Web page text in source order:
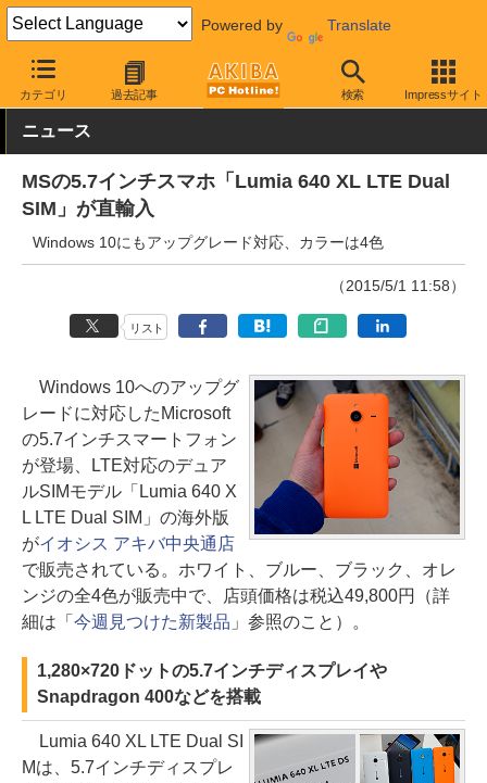
Powered by Translate
カテゴリ 過去記事 検索 Impressサイト
AKIBA PC Hotline! モバイル スマートフォン Windowsスマー
ニュース
MSの5.7インチスマホ「Lumia 640 XL LTE Dual
SIM」が直輸入
Windows 10にもアップグレード対応、カラーは4色
（2015/5/1 11:58）
リスト
Windows 10へのアップグ
レードに対応したMicrosoft
の5.7インチスマートフォン
が登場、LTE対応のデュア
ルSIMモデル「Lumia 640 X
L LTE Dual SIM」の海外版
がイオシス アキバ中央通店
で販売されている。ホワイト、ブルー、ブラック、オレ
ンジの全4色が販売中で、店頭価格は税込49,800円（詳
細は「 今週見つけた新製品 」参照のこと）。
1,280×720ドットの5.7インチディスプレイや
Snapdragon 400などを搭載
Lumia 640 XL LTE Dual SI
Mは、5.7インチディスプレ